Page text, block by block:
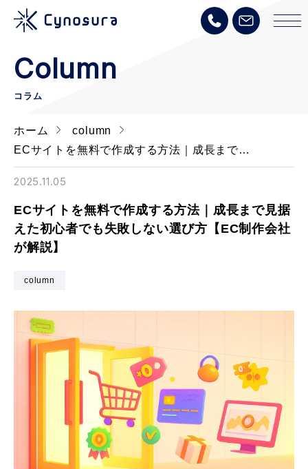
Column
コラム
ホーム
column
ECサイトを無料で作成する方法｜成長まで…
2025.11.05
ECサイトを無料で作成する方法｜成長まで見据
えた初心者でも失敗しない選び方【EC制作会社
が解説】
column